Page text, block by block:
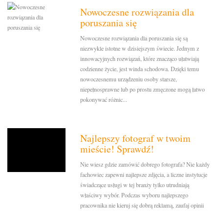
Nowoczesne rozwiązania dla
poruszania się
Nowoczesne rozwiązania dla poruszania się są
niezwykle istotne w dzisiejszym świecie. Jednym z
innowacyjnych rozwiązań, które znacząco ułatwiają
codzienne życie, jest winda schodowa. Dzięki temu
nowoczesnemu urządzeniu osoby starsze,
niepełnosprawne lub po prostu zmęczone mogą łatwo
pokonywać różnic...
Najlepszy fotograf w twoim
mieście! Sprawdź!
Nie wiesz gdzie zamówić dobrego fotografa? Nie każdy
fachowiec zapewni najlepsze zdjęcia, a liczne instytucje
świadczące usługi w tej branży tylko utrudniają
właściwy wybór. Podczas wyboru najlepszego
pracownika nie kieruj się dobrą reklamą, zaufaj opinii